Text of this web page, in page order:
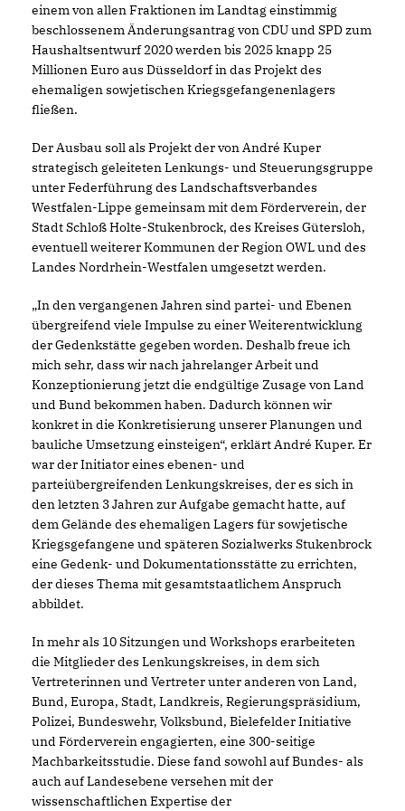
einem von allen Fraktionen im Landtag einstimmig
beschlossenem Änderungsantrag von CDU und SPD zum
Haushaltsentwurf 2020 werden bis 2025 knapp 25
Millionen Euro aus Düsseldorf in das Projekt des
ehemaligen sowjetischen Kriegsgefangenenlagers
fließen.
Der Ausbau soll als Projekt der von André Kuper
strategisch geleiteten Lenkungs- und Steuerungsgruppe
unter Federführung des Landschaftsverbandes
Westfalen-Lippe gemeinsam mit dem Förderverein, der
Stadt Schloß Holte-Stukenbrock, des Kreises Gütersloh,
eventuell weiterer Kommunen der Region OWL und des
Landes Nordrhein-Westfalen umgesetzt werden.
In den vergangenen Jahren sind partei- und Ebenen
übergreifend viele Impulse zu einer Weiterentwicklung
der Gedenkstätte gegeben worden. Deshalb freue ich
mich sehr, dass wir nach jahrelanger Arbeit und
Konzeptionierung jetzt die endgültige Zusage von Land
und Bund bekommen haben. Dadurch können wir
konkret in die Konkretisierung unserer Planungen und
bauliche Umsetzung einsteigen“, erklärt André Kuper. Er
war der Initiator eines ebenen- und
parteiübergreifenden Lenkungskreises, der es sich in
den letzten 3 Jahren zur Aufgabe gemacht hatte, auf
dem Gelände des ehemaligen Lagers für sowjetische
Kriegsgefangene und späteren Sozialwerks Stukenbrock
eine Gedenk- und Dokumentationsstätte zu errichten,
der dieses Thema mit gesamtstaatlichem Anspruch
abbildet.
In mehr als 10 Sitzungen und Workshops erarbeiteten
die Mitglieder des Lenkungskreises, in dem sich
Vertreterinnen und Vertreter unter anderen von Land,
Bund, Europa, Stadt, Landkreis, Regierungspräsidium,
Polizei, Bundeswehr, Volksbund, Bielefelder Initiative
und Förderverein engagierten, eine 300-seitige
Machbarkeitsstudie. Diese fand sowohl auf Bundes- als
auch auf Landesebene versehen mit der
wissenschaftlichen Expertise der